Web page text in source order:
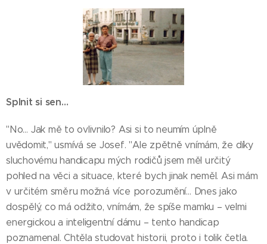
Splnit si sen…
"No… Jak mě to ovlivnilo? Asi si to neumím úplně
uvědomit," usmívá se Josef. "Ale zpětně vnímám, že díky
sluchovému handicapu mých rodičů jsem měl určitý
pohled na věci a situace, které bych jinak neměl. Asi mám
v určitém směru možná více porozumění… Dnes jako
dospělý, co má odžito, vnímám, že spíše mamku – velmi
energickou a inteligentní dámu – tento handicap
poznamenal. Chtěla studovat historii, proto i tolik četla.